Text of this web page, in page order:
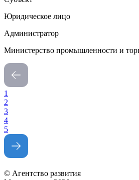
Юридическое лицо
Администратор
Министерство промышленности и
1
2
3
4
5
© Агентство развития